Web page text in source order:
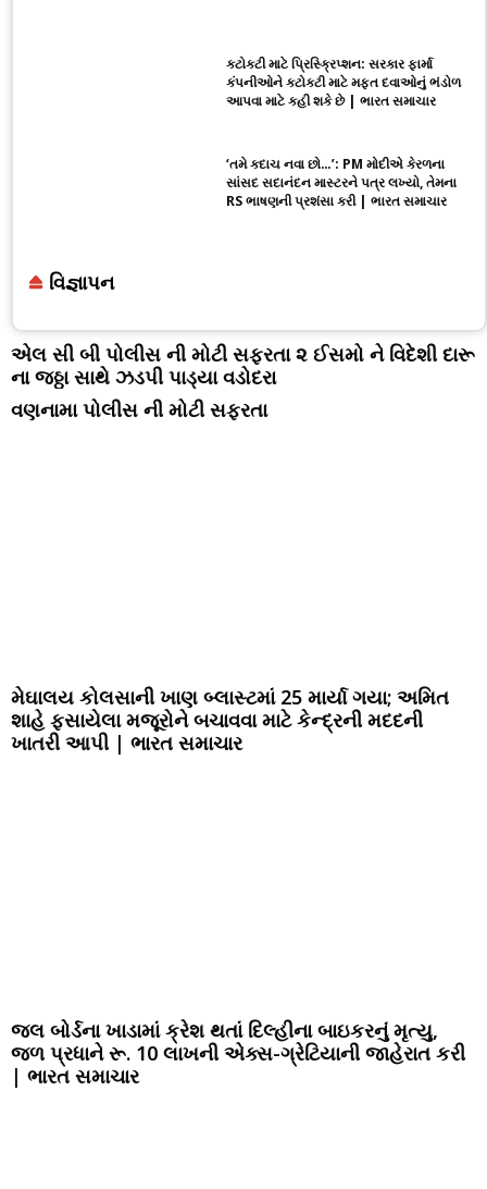
કટોકટી માટે પ્રિસ્ક્રિપ્શન: સરકાર ફાર્મા
કંપનીઓને કટોકટી માટે મફત દવાઓનું ભંડોળ
આપવા માટે કહી શકે છે | ભારત સમાચાર
‘તમે કદાચ નવા છો…’: PM મોદીએ કેરળના
સાંસદ સદાનંદન માસ્ટરને પત્ર લખ્યો, તેમના
RS ભાષણની પ્રશંસા કરી | ભારત સમાચાર
વિજ્ઞાપન
એલ સી બી પોલીસ ની મોટી સફરતા ૨ ઈસમો ને વિદેશી દારૂ
ના જઠ્ઠા સાથે ઝડપી પાડ્યા વડોદરા
વણનામા પોલીસ ની મોટી સફરતા
મેઘાલય કોલસાની ખાણ બ્લાસ્ટમાં 25 માર્યા ગયા; અમિત
શાહે ફસાયેલા મજૂરોને બચાવવા માટે કેન્દ્રની મદદની
ખાતરી આપી | ભારત સમાચાર
જલ બોર્ડના ખાડામાં ક્રેશ થતાં દિલ્હીના બાઇકરનું મૃત્યુ,
જળ પ્રધાને રૂ. 10 લાખની એક્સ-ગ્રેટિયાની જાહેરાત કરી
| ભારત સમાચાર